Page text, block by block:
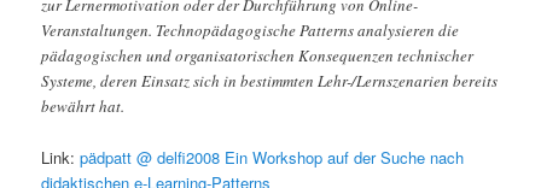
zur Lernermotivation oder der Durchführung von Online-
Veranstaltungen. Technopädagogische Patterns analysieren die
pädagogischen und organisatorischen Konsequenzen technischer
Systeme, deren Einsatz sich in bestimmten Lehr-/Lernszenarien bereits
bewährt hat.
Link:pädpatt @ delfi2008 Ein Workshop auf der Suche nach
didaktischen e-Learning-Patterns